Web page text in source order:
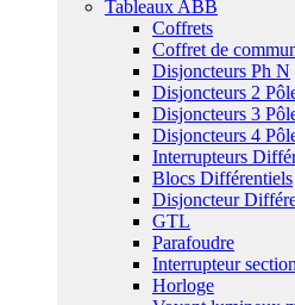
Tableaux ABB
Coffrets
Coffret de
Disjoncteurs Ph N
Disjoncteurs 2
Disjoncteurs 3
Disjoncteurs 4
Interrupteurs
Blocs Différentiels
Disjoncteur
GTL
Parafoudre
Interrupteur
Horloge